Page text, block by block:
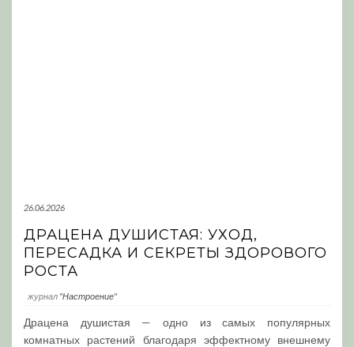
26.06.2026
ДРАЦЕНА ДУШИСТАЯ: УХОД,
ПЕРЕСАДКА И СЕКРЕТЫ ЗДОРОВОГО
РОСТА
журнал "Настроение"
Драцена душистая — одно из самых популярных
комнатных растений благодаря эффектному внешнему